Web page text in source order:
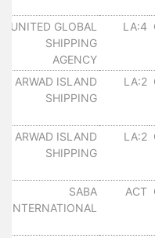
LA:4
UNITED GLOBAL
SHIPPING
AGENCY
LA:2
ARWAD ISLAND
SHIPPING
LA:2
ARWAD ISLAND
SHIPPING
ACT
SABA
INTERNATIONAL